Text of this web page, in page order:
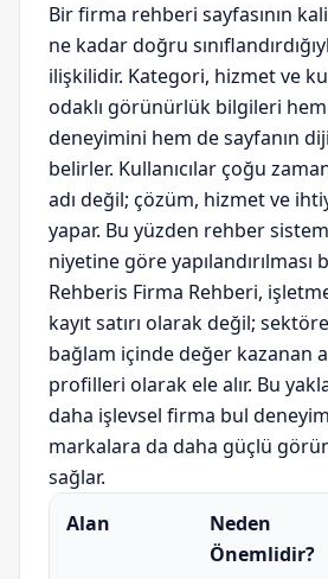
Bir firma rehberi sayfasının
ne kadar doğru
ilişkilidir. Kategori, hizmet ve
odaklı görünürlük bilgileri hem
deneyimini hem de sayfanın
belirler. Kullanıcılar çoğu
adı değil; çözüm, hizmet ve
yapar. Bu yüzden rehber
niyetine göre yapılandırılması
Rehberis Firma Rehberi,
kayıt satırı olarak değil;
bağlam içinde değer kazanan
profilleri olarak ele alır. Bu
daha işlevsel firma bul
markalara da daha güçlü
sağlar.
Alan
Neden
Önemlidir?